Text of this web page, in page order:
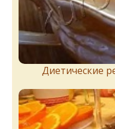
Диетические